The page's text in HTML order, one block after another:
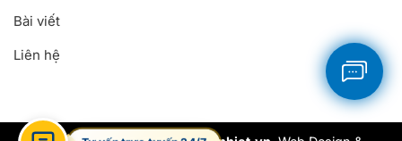
Bài viết
Liên hệ